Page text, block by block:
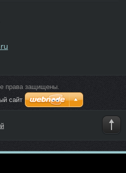
u
права защищены.
сайт